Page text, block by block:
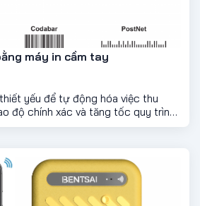
máy in cầm tay
yếu để tự động hóa việc thu
độ chính xác và tăng tốc quy trình,
nhiều ngành công nghiệp khác
ứng dụng khác.